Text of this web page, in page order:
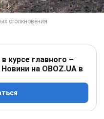
курсе главного –
на OBOZ.UA в